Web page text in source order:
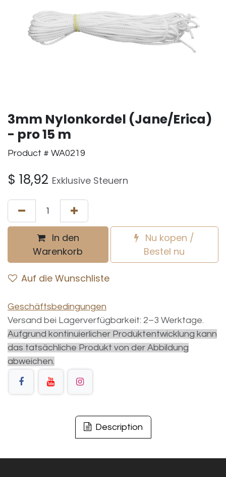
3mm Nylonkordel (Jane/Erica)
- pro 15 m
Product # WA0219
$ 18,92 Exklusive Steuern
In den
Warenkorb
Nu kopen /
Bestel nu
Auf die Wunschliste
Geschäftsbedingungen
Versand bei Lagerverfügbarkeit: 2–3 Werktage.
Aufgrund kontinuierlicher Produktentwicklung kann
das tatsächliche Produkt von der Abbildung
abweichen.
Description